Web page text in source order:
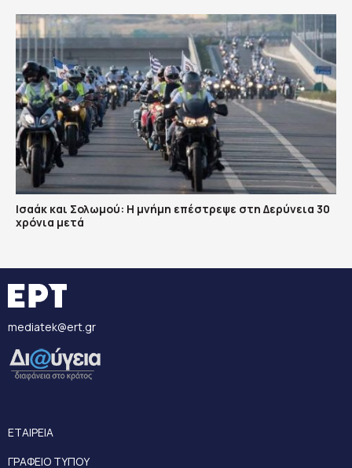
Ισαάκ και Σολωμού: Η μνήμη επέστρεψε στη Δερύνεια 30
χρόνια μετά
mediatek@ert.gr
ΕΤΑΙΡΕΙΑ
ΓΡΑΦΕΙΟ ΤΥΠΟΥ